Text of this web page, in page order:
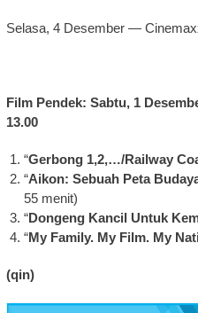
Selasa, 4 Desember —
Film Pendek: Sabtu, 1
13.00
“Gerbong 1,2,…/Railway
“Aikon: Sebuah Peta
55 menit)
“Dongeng Kancil Untuk
“My Family. My Film. My
(qin)